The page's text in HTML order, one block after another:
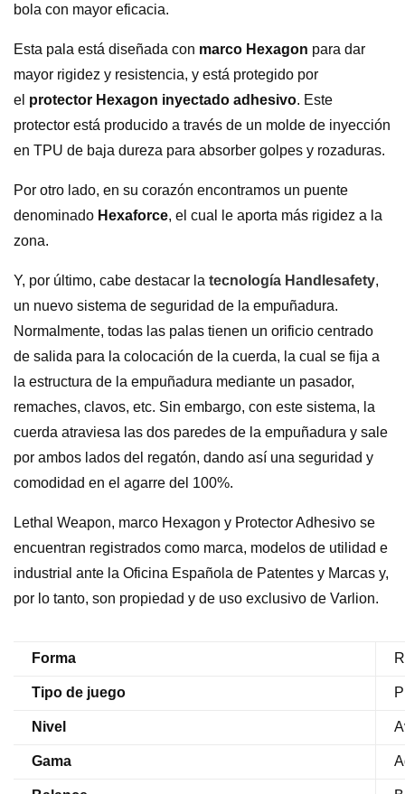
bola con mayor eficacia.
Esta pala está diseñada con marco Hexagon para dar
mayor rigidez y resistencia, y está protegido por
el protector Hexagon inyectado adhesivo. Este
protector está producido a través de un molde de inyección
en TPU de baja dureza para absorber golpes y rozaduras.
Por otro lado, en su corazón encontramos un puente
denominado Hexaforce, el cual le aporta más rigidez a la
zona.
Y, por último, cabe destacar la tecnología Handlesafety,
un nuevo sistema de seguridad de la empuñadura.
Normalmente, todas las palas tienen un orificio centrado
de salida para la colocación de la cuerda, la cual se fija a
la estructura de la empuñadura mediante un pasador,
remaches, clavos, etc. Sin embargo, con este sistema, la
cuerda atraviesa las dos paredes de la empuñadura y sale
por ambos lados del regatón, dando así una seguridad y
comodidad en el agarre del 100%.
Lethal Weapon, marco Hexagon y Protector Adhesivo se
encuentran registrados como marca, modelos de utilidad e
industrial ante la Oficina Española de Patentes y Marcas y,
por lo tanto, son propiedad y de uso exclusivo de Varlion.
Forma
Tipo de juego
Nivel
Gama